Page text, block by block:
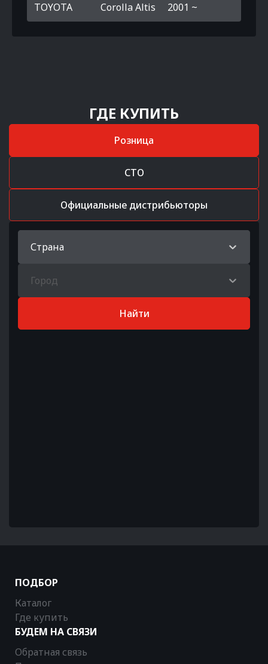
TOYOTA Corolla Altis 2001 ~
ГДЕ КУПИТЬ
Розница
СТО
Официальные дистрибьюторы
Страна
Город
Найти
ПОДБОР
Каталог
Где купить
БУДЕМ НА СВЯЗИ
Обратная связь